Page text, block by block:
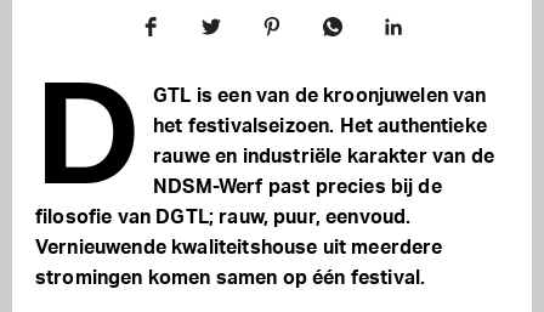
D
GTL is een van de kroonjuwelen van
het festivalseizoen. Het authentieke
rauwe en industriële karakter van de
NDSM-Werf past precies bij de
filosofie van DGTL; rauw, puur, eenvoud.
Vernieuwende kwaliteitshouse uit meerdere
stromingen komen samen op één festival.